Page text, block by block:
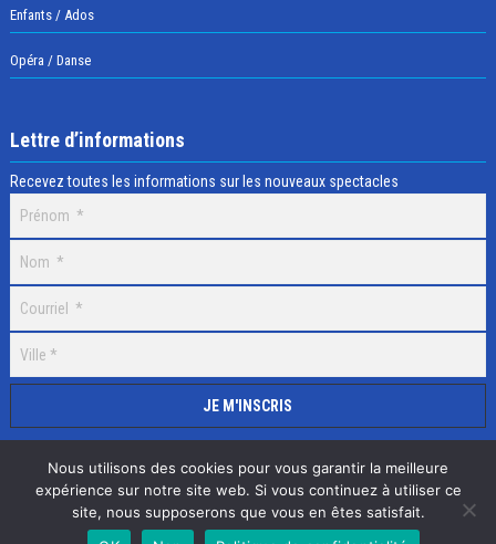
Enfants / Ados
Opéra / Danse
Lettre d’informations
Recevez toutes les informations sur les nouveaux spectacles
Selectick © 2020 Tous droits réservés, RéalisationAdamaco
Nous utilisons des cookies pour vous garantir la meilleure
expérience sur notre site web. Si vous continuez à utiliser ce
site, nous supposerons que vous en êtes satisfait.